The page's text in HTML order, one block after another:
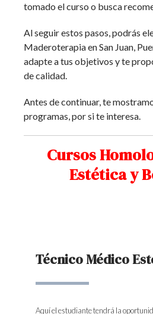
tomado el curso o busca
Al seguir estos pasos, podrás
Maderoterapia en San Juan,
adapte a tus objetivos y te
de calidad.
Antes de continuar, te
programas, por si te interesa.
Cursos
Estética y
Técnico Médico
Aquí el estudiante tendrá la